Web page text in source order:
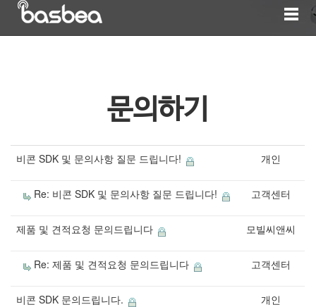
문의하기
비콘 SDK 및 문의사항 질문 드립니다! 개인
Re: 비콘 SDK 및 문의사항 질문 드립니다! 고객센터
제품 및 견적요청 문의드립니다 모빌씨앤씨
Re: 제품 및 견적요청 문의드립니다 고객센터
비콘 SDK 문의드립니다. 개인